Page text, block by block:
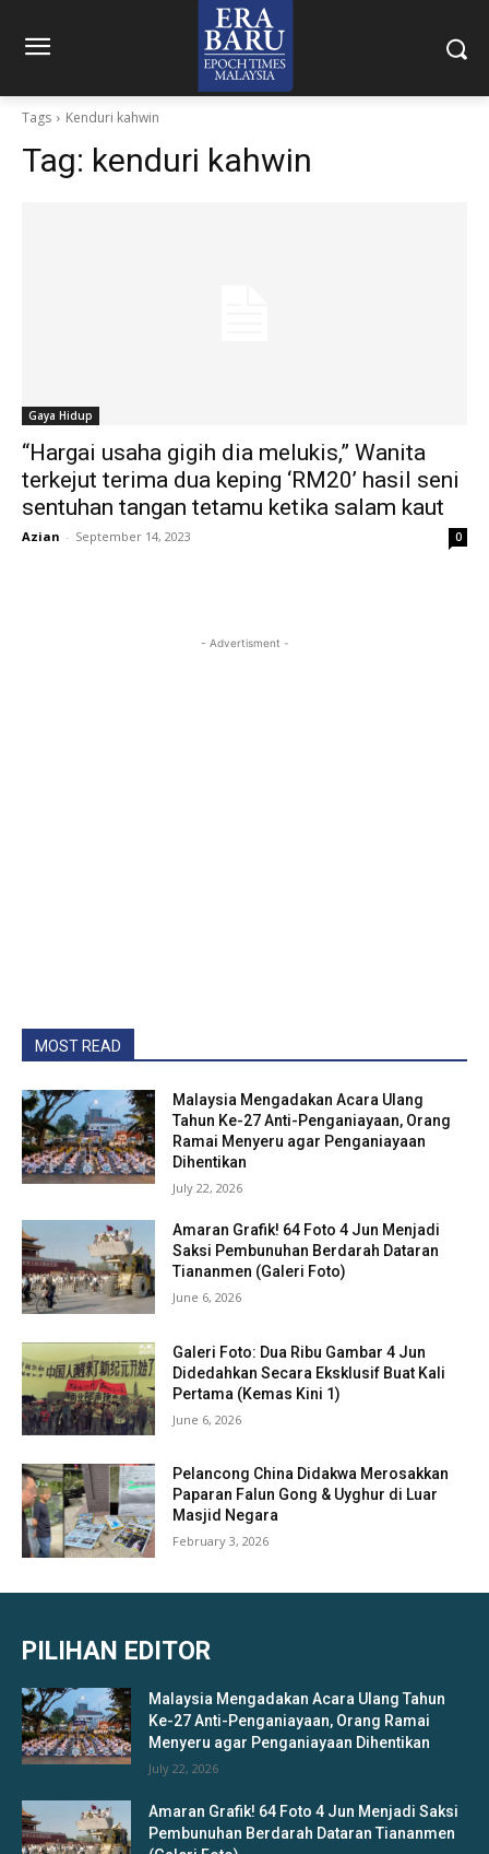
Tags Kenduri kahwin
Tag: kenduri kahwin
Gaya Hidup
“Hargai usaha gigih dia melukis,” Wanita
terkejut terima dua keping ‘RM20’ hasil seni
sentuhan tangan tetamu ketika salam kaut
Azian - September 14, 2023 0
- Advertisment -
MOST READ
Malaysia Mengadakan Acara Ulang
Tahun Ke-27 Anti-Penganiayaan, Orang
Ramai Menyeru agar Penganiayaan
Dihentikan
July 22, 2026
Amaran Grafik! 64 Foto 4 Jun Menjadi
Saksi Pembunuhan Berdarah Dataran
Tiananmen (Galeri Foto)
June 6, 2026
Galeri Foto: Dua Ribu Gambar 4 Jun
Didedahkan Secara Eksklusif Buat Kali
Pertama (Kemas Kini 1)
June 6, 2026
Pelancong China Didakwa Merosakkan
Paparan Falun Gong & Uyghur di Luar
Masjid Negara
February 3, 2026
PILIHAN EDITOR
Malaysia Mengadakan Acara Ulang Tahun
Ke-27 Anti-Penganiayaan, Orang Ramai
Menyeru agar Penganiayaan Dihentikan
July 22, 2026
Amaran Grafik! 64 Foto 4 Jun Menjadi Saksi
Pembunuhan Berdarah Dataran Tiananmen